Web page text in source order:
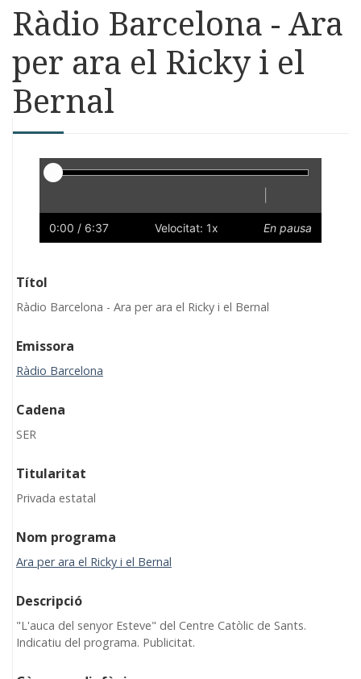
Ràdio Barcelona - Ara
per ara el Ricky i el
Bernal
Reproductor
Lent
0:00 / 6:37 Velocitat: 1x En pausa
Títol
Ràdio Barcelona - Ara per ara el Ricky i el Bernal
Emissora
Ràdio Barcelona
Cadena
SER
Titularitat
Privada estatal
Nom programa
Ara per ara el Ricky i el Bernal
Descripció
"L'auca del senyor Esteve" del Centre Catòlic de Sants.
Indicatiu del programa. Publicitat.